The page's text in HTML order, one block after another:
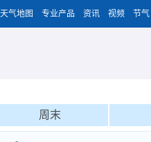
天气地图 专业产品 资讯 视频 节气
周末